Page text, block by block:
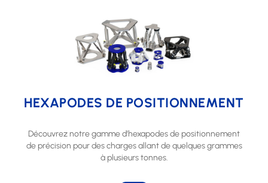
HEXAPODES DE POSITIONNEMENT
Découvrez notre gamme d’hexapodes de positionnement
de précision pour des charges allant de quelques grammes
à plusieurs tonnes.